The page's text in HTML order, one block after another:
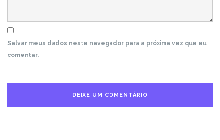
Salvar meus dados neste navegador para a próxima vez que eu
comentar.